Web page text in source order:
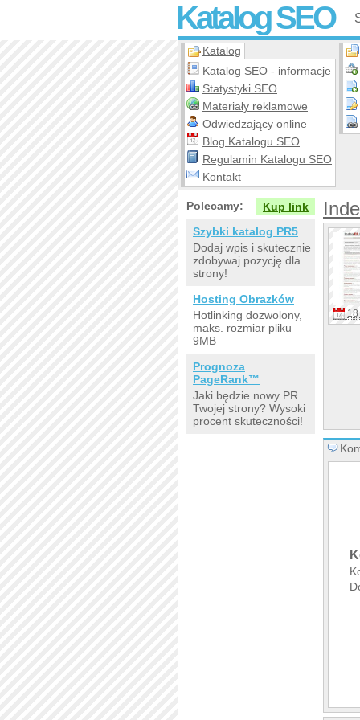
Katalog SEO
Katalog
Katalog SEO - informacje
Statystyki SEO
Materiały reklamowe
Odwiedzający online
Blog Katalogu SEO
Regulamin Katalogu SEO
Kontakt
18
Polecamy:
Kup link
Szybki katalog PR5
Dodaj wpis i skutecznie
zdobywaj pozycję dla
strony!
Hosting Obrazków
Hotlinking dozwolony,
maks. rozmiar pliku
9MB
Prognoza
PageRank™
Jaki będzie nowy PR
Twojej strony? Wysoki
procent skuteczności!